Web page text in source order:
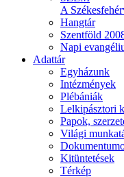
A
Hangtár
Szentföld
Napi
Adattár
Egyházunk
Intézmények
Plébániák
Lelkipásztori
Papok,
Világi
Kitüntetések
Térkép